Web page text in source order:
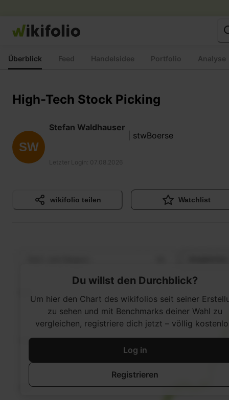
Inhalt
springen
High-Tech Stock Picking
SW
Stefan Waldhauser
| stwBoerse
Letzter Login: 07.08.2026
wikifolio teilen Watchlist
Überblick Feed Handelsidee Portfolio Analyse
Du willst den Durchblick?
Um hier den Chart des wikifolios seit seiner
zu sehen und mit Benchmarks deiner Wahl zu
vergleichen, registriere dich jetzt – völlig
Registrieren
Log in